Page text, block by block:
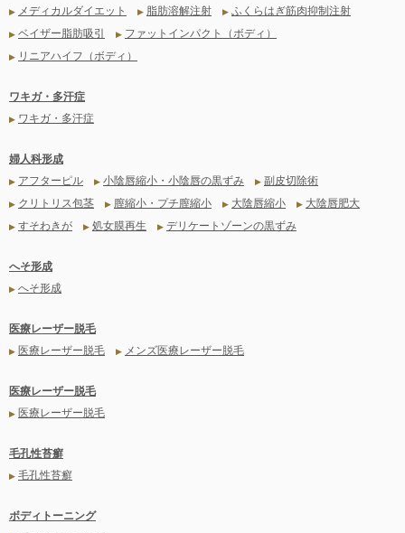
▶ メディカルダイエット ▶ 脂肪溶解注射 ▶ ふくらはぎ筋肉抑制注射
▶ ベイザー脂肪吸引 ▶ ファットインパクト（ボディ）
▶ リニアハイフ（ボディ）
ワキガ・多汗症
▶ ワキガ・多汗症
婦人科形成
▶ アフターピル ▶ 小陰唇縮小・小陰唇の黒ずみ ▶ 副皮切除術
▶ クリトリス包茎 ▶ 膣縮小・プチ膣縮小 ▶ 大陰唇縮小 ▶ 大陰唇肥大
▶ すそわきが ▶ 処女膜再生 ▶ デリケートゾーンの黒ずみ
へそ形成
▶ へそ形成
医療レーザー脱毛
▶ 医療レーザー脱毛 ▶ メンズ医療レーザー脱毛
医療レーザー脱毛
▶ 医療レーザー脱毛
毛孔性苔癬
▶ 毛孔性苔癬
ボディトーニング